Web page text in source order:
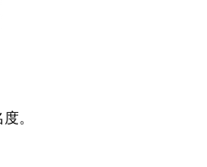
。